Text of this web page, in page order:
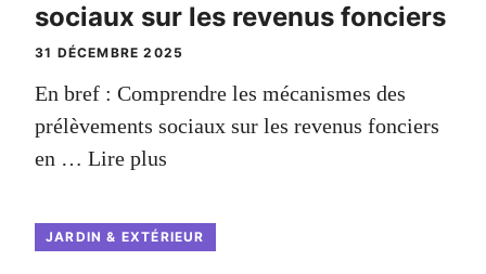
sociaux sur les revenus fonciers
31 DÉCEMBRE 2025
En bref : Comprendre les mécanismes des
prélèvements sociaux sur les revenus fonciers
en … Lire plus
JARDIN & EXTÉRIEUR